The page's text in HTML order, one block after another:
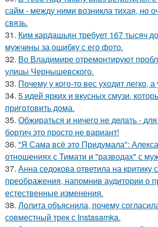
сайм - между ними возникла тихая, но
связь.
31. Ким кардашьян требует 167 тысяч
мужчины за ошибку с его фото.
32. Во Владимире отремонтируют
улицы Чернышевского.
33. Почему у кого-то вес уходит легко, а
34. 5 идей ярких и вкусных смузи,
приготовить дома.
35. Обжираться и ничего не делать -
бортич это просто не вариант!
36. "Я Сама всё это Придумала":
отношениях с Тимати и "разводах" с
37. Анна седокова ответила на критику
преображения, напомнив аудитории о
естественные изменения.
38. Лолита объяснила, почему
совместный трек с Instasamka.